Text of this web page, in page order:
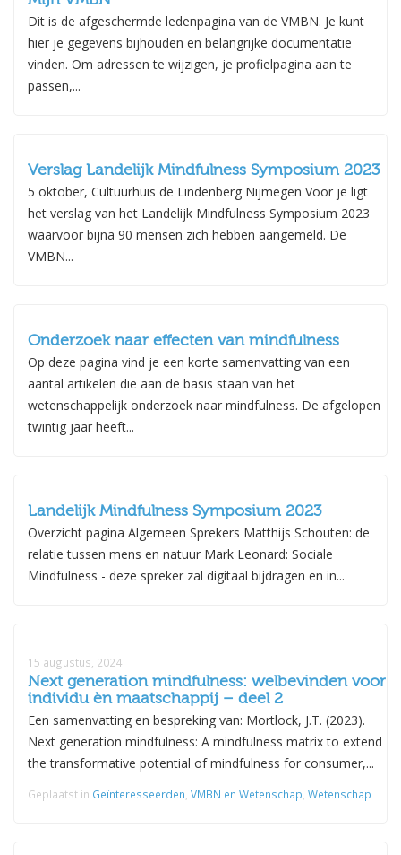
Programma
– oefeningen/korte meditaties/healing
– stilte wandeling op blote voeten indien gewenst
Voor wie:Voor iedereen. Ervaring is niet nodig
Startpunt:Bloemendaal aan Zee, strandtent San Blas
Wanneer:zondag23 augustus10.00 – 12.30 uur
35 euro. 60 euro voor 2 personen.
Dit is de afgeschermde ledenpagina van de VMBN. Je kunt
hier je gegevens bijhouden en belangrijke documentatie
vinden. Om adressen te wijzigen, je profielpagina aan te
passen,...
Verslag Landelijk Mindfulness Symposium 2023
5 oktober, Cultuurhuis de Lindenberg Nijmegen Voor je ligt
het verslag van het Landelijk Mindfulness Symposium 2023
waarvoor bijna 90 mensen zich hebben aangemeld. De
VMBN...
Onderzoek naar effecten van mindfulness
Op deze pagina vind je een korte samenvatting van een
aantal artikelen die aan de basis staan van het
wetenschappelijk onderzoek naar mindfulness. De afgelopen
twintig jaar heeft...
Landelijk Mindfulness Symposium 2023
Overzicht pagina Algemeen Sprekers Matthijs Schouten: de
relatie tussen mens en natuur Mark Leonard: Sociale
Mindfulness - deze spreker zal digitaal bijdragen en in...
15 augustus, 2024
Next generation mindfulness: welbevinden voor
individu èn maatschappij – deel 2
Een samenvatting en bespreking van: Mortlock, J.T. (2023).
Next generation mindfulness: A mindfulness matrix to extend
the transformative potential of mindfulness for consumer,...
Geplaatst in Geïnteresseerden VMBN en Wetenschap Wetenschap